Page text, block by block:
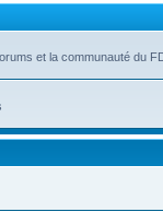
et la communauté du